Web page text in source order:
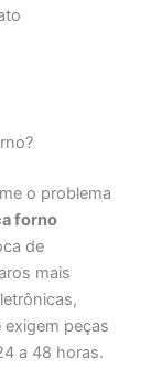
o problema
forno
de
mais
peças
a 48 horas.